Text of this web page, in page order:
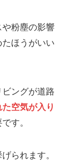
粉塵の影響
ほうがいい
ングが道路
空気が入り
す。
られます。